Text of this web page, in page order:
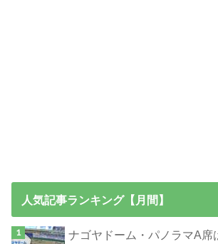
人気記事ランキング【月間】
ナゴヤドーム・パノラマA席